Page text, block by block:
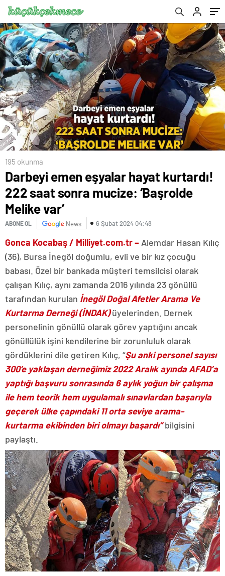
195 okunma
Darbeyi emen eşyalar hayat kurtardı!
222 saat sonra mucize: ‘Başrolde
Melike var’
ABONE OL News 6 Şubat 2024 04:48
Gonca Kocabaş / Milliyet.com.tr – Alemdar Hasan Kılıç
(36), Bursa İnegöl doğumlu, evli ve bir kız çocuğu
babası. Özel bir bankada müşteri temsilcisi olarak
çalışan Kılıç, aynı zamanda 2016 yılında 23 gönüllü
tarafından kurulan İnegöl Doğal Afetler Arama Ve
Kurtarma Derneği (İNDAK)üyelerinden. Dernek
personelinin gönüllü olarak görev yaptığını ancak
gönüllülük işini kendilerine bir zorunluluk olarak
gördüklerini dile getiren Kılıç, “Şu anki personel sayısı
300’e yaklaşan derneğimiz 2022 Aralık ayında AFAD’a
yaptığı başvuru sonrasında 6 aylık yoğun bir çalışma
ile hem teorik hem uygulamalı sınavlardan başarıyla
geçerek ülke çapındaki 11 orta seviye arama-
kurtarma ekibinden biri olmayı başardı” bilgisini
paylaştı.